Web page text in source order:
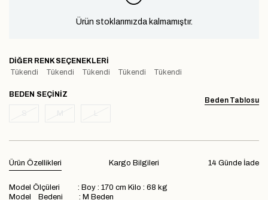
Ürün stoklarımızda kalmamıştır.
DIĞER RENK SEÇENEKLERI
Tükendi
Tükendi Tükendi Tükendi Tükendi
Beden Tablosu
BEDEN
Ürün Özellikleri 14 Günde İade
Kargo Bilgileri
Model Ölçüleri : Boy : 170 cm Kilo : 68 kg
Model Bedeni : M Beden